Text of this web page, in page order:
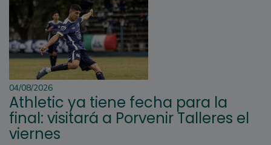
04/08/2026
Athletic ya tiene fecha para la
final: visitará a Porvenir Talleres el
viernes